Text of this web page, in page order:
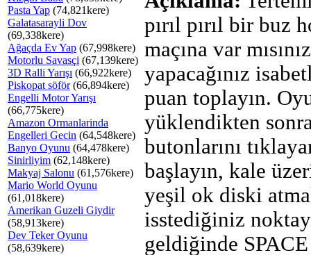
Pasta Yap (74,821kere)
Galatasarayli Dov
(69,338kere)
Ağaçda Ev Yap (67,998kere)
Motorlu Savasçi (67,139kere)
3D Ralli Yarışı (66,922kere)
Piskopat söför(66,894kere)
Engelli Motor Yarışı
(66,775kere)
Amazon Ormanlarinda
Engelleri Gecin (64,548kere)
Banyo Oyunu (64,478kere)
Sinirliyim (62,148kere)
Makyaj Salonu (61,576kere)
Mario World Oyunu
(61,018kere)
Amerikan Guzeli Giydir
(58,913kere)
Dev Teker Oyunu
(58,639kere)
pırıl pırıl bir buz
maçına var
yapacağınız
puan toplayın.
yüklendikten
butonlarını
başlayın, kale
yeşil ok diski
isstediğiniz
geldiğinde